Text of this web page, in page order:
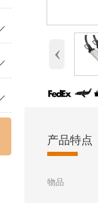
‹
产品特点
物品